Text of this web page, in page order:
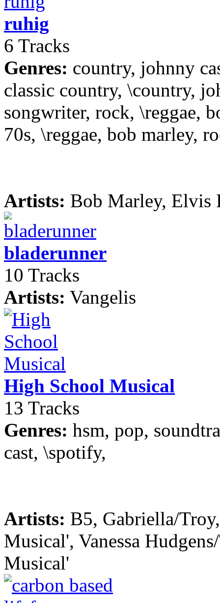
ruhig
6 Tracks
Genres: country, johnny
classic country, \country,
songwriter, rock, \reggae,
70s, \reggae, bob marley,
Artists: Bob Marley, Elvis
bladerunner
10 Tracks
Artists: Vangelis
High School Musical
13 Tracks
Genres: hsm, pop,
cast, \spotify,
Artists: B5, Gabriella/
Musical', Vanessa
Musical'